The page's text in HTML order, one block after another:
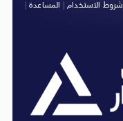
شروط الاستخدام| المساعدة|